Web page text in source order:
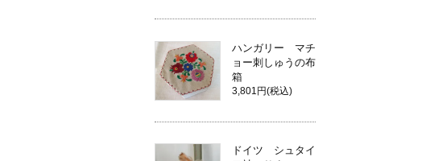
ハンガリー マチ
ョー刺しゅうの布
箱
3,801円(税込)
ドイツ シュタイ